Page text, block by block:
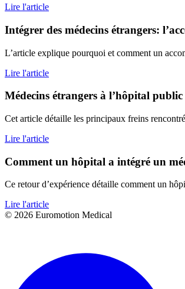
Lire l'article
Intégrer des médecins étrangers:
L’article explique pourquoi et comment un
Lire l'article
Médecins étrangers à l’hôpital
Cet article détaille les principaux freins
Lire l'article
Comment un hôpital a intégré un
Ce retour d’expérience détaille comment un
Lire l'article
© 2026 Euromotion Medical